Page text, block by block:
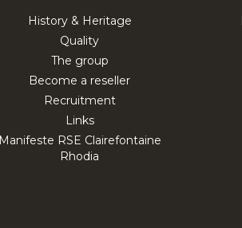
History & Heritage
Quality
The group
Become a reseller
Recruitment
Links
Manifeste RSE Clairefontaine
Rhodia